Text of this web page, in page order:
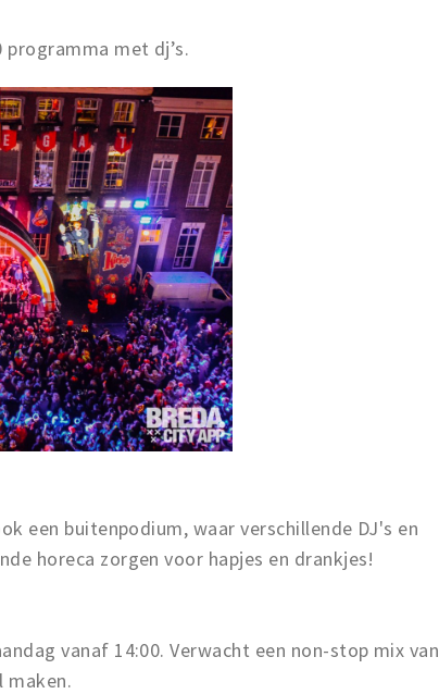
met dj’s.
een buitenpodium, waar verschillende DJ's en
horeca zorgen voor hapjes en drankjes!
vanaf 14:00. Verwacht een non-stop mix van
maken.